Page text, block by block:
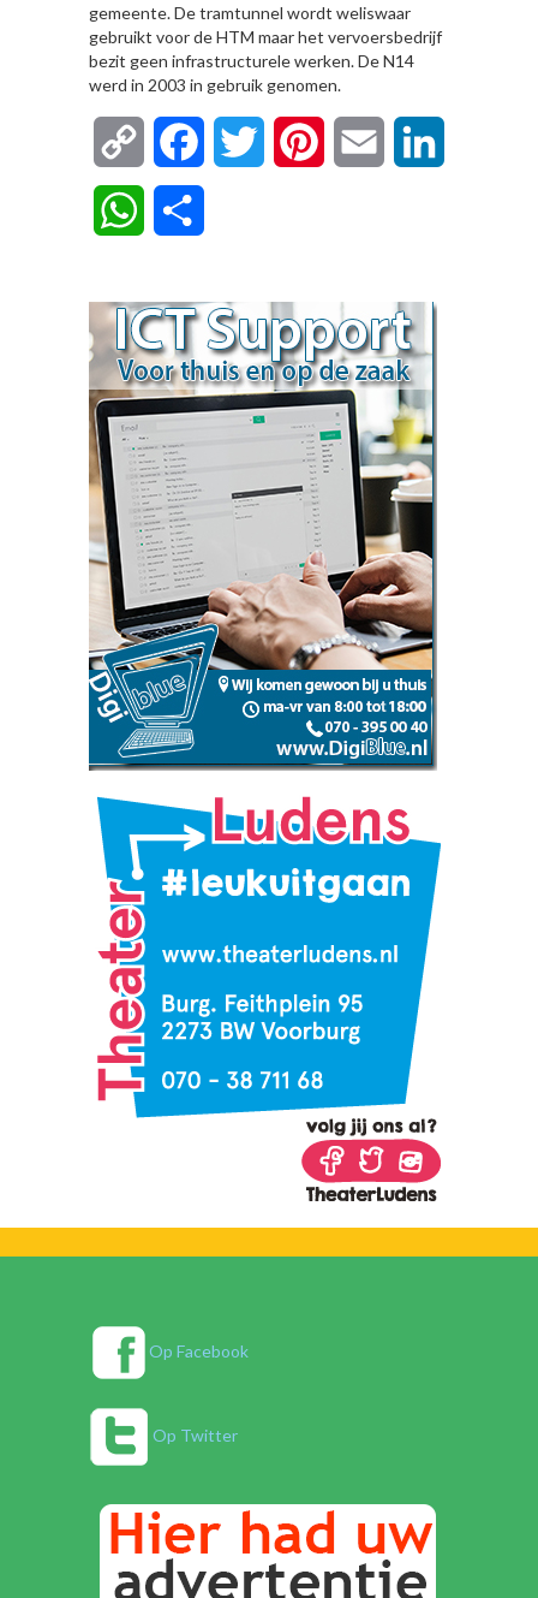
gemeente. De tramtunnel wordt weliswaar
gebruikt voor de HTM maar het vervoersbedrijf
bezit geen infrastructurele werken. De N14
werd in 2003 in gebruik genomen.
Copy
Link
FacebookTwitter Pinterest Email
WhatsApp
Op Facebook
Op Twitter